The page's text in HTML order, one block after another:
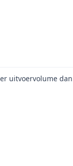
uitvoervolume dan